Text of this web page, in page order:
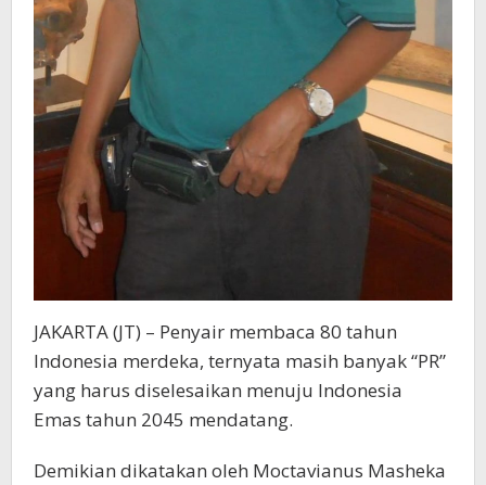
JAKARTA (JT) – Penyair membaca 80 tahun
Indonesia merdeka, ternyata masih banyak “PR”
yang harus diselesaikan menuju Indonesia
Emas tahun 2045 mendatang.
Demikian dikatakan oleh Moctavianus Masheka